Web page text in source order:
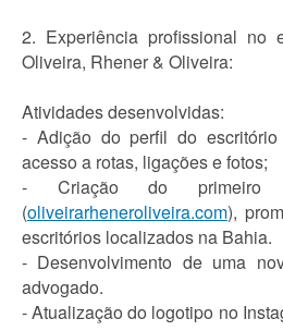
2. Experiência profissional no
Oliveira, Rhener & Oliveira:
Atividades desenvolvidas:
- Adição do perfil do
acesso a rotas, ligações e fotos;
- Criação do primeiro
(oliveirarheneroliveira.com),
escritórios localizados na Bahia.
- Desenvolvimento de uma
advogado.
- Atualização do logotipo no